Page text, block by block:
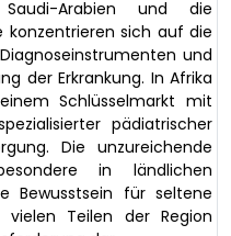
Arabien und die
konzentrieren sich auf die
und
der Erkrankung. In Afrika
Schlüsselmarkt mit
pädiatrischer
Die unzureichende
in ländlichen
Bewusstsein für seltene
Teilen der Region